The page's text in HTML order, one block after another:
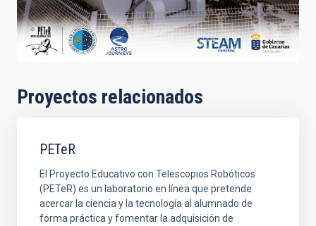
Proyectos relacionados
PETeR
El Proyecto Educativo con Telescopios Robóticos
(PETeR) es un laboratorio en línea que pretende
acercar la ciencia y la tecnología al alumnado de
forma práctica y fomentar la adquisición de